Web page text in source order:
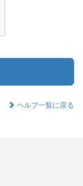
ヘルプ一覧に戻る